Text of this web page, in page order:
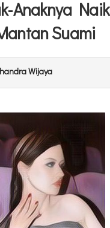
Anaknya Naik
Suami
Wijaya